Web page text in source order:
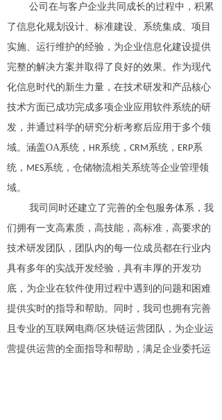
公司在与客户企业共同成长的过程中，积累
了信息化规划设计、标准建设、系统集成、项目
实施、运行维护的经验，为企业信息化建设提供
完整的解决方案并取得了良好的效果。 作为现代
化信息时代的新生力量，在技术研发和产品核心
技术方面已成功完成多项企业应用软件系统的研
发，并通过科学的研究分析考察后应用于多个领
域。涵盖OA 系统， HR 系统， CRM 系统， ERP系
统， MES系统，仓储物流相关系统等企业管理领
域。
我司同时还建立了完善的全包服务体系，我
们拥有一支高素质，高技能，高标准，高要求的
技术研发团队，团队内的每一位成员都在行业内
具有多年的实战开发经验，具有丰厚的开发功
底，为企业在软件使用过程中遇到的问题和困难
提供实时的指导和帮助。同时，我司也拥有完善
且专业的互联网电商/ 区块链运营团队，为企业运
营提供运营的全面指导和帮助，满足企业委托运